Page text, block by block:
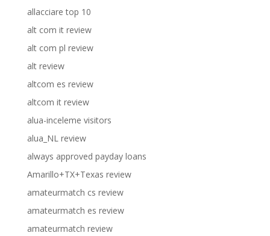
allacciare top 10
alt com it review
alt com pl review
alt review
altcom es review
altcom it review
alua-inceleme visitors
alua_NL review
always approved payday loans
Amarillo+TX+Texas review
amateurmatch cs review
amateurmatch es review
amateurmatch review